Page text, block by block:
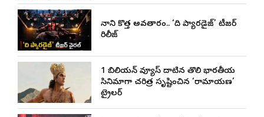
నాని కొత్త అవతారం.. ‘ది ప్యారడైజ్’ టీజర్
రిలీజ్
1 బిలియన్ వ్యూస్ దాటిన తొలి భారతీయ
సినిమాగా చరిత్ర సృష్టించిన ‘రామాయణ’
ట్రైలర్